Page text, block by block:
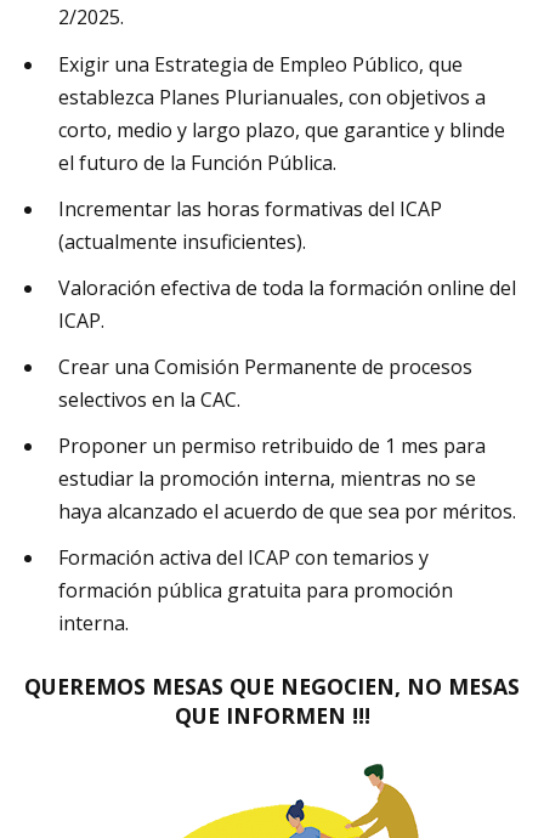
2/2025.
Exigir una Estrategia de Empleo Público, que
establezca Planes Plurianuales, con objetivos a
corto, medio y largo plazo, que garantice y blinde
el futuro de la Función Pública.
Incrementar las horas formativas del ICAP
(actualmente insuficientes).
Valoración efectiva de toda la formación online del
ICAP.
Crear una Comisión Permanente de procesos
selectivos en la CAC.
Proponer un permiso retribuido de 1 mes para
estudiar la promoción interna, mientras no se
haya alcanzado el acuerdo de que sea por méritos.
Formación activa del ICAP con temarios y
formación pública gratuita para promoción
interna.
QUEREMOS MESAS QUE NEGOCIEN, NO MESAS
QUE INFORMEN !!!